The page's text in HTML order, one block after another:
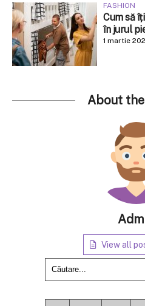
FASHION
Cum să
în jurul
1 martie
About
View all